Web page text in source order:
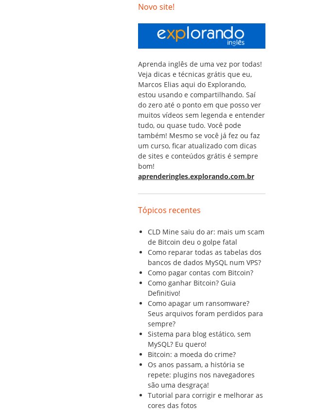
Novo site!
Aprenda inglês de uma vez por todas!
Veja dicas e técnicas grátis que eu,
Marcos Elias aqui do Explorando,
estou usando e compartilhando. Saí
do zero até o ponto em que posso ver
muitos vídeos sem legenda e entender
tudo, ou quase tudo. Você pode
também! Mesmo se você já fez ou faz
um curso, ficar atualizado com dicas
de sites e conteúdos grátis é sempre
bom!
aprenderingles.explorando.com.br
Tópicos recentes
CLD Mine saiu do ar: mais um scam
de Bitcoin deu o golpe fatal
Como reparar todas as tabelas dos
bancos de dados MySQL num VPS?
Como pagar contas com Bitcoin?
Como ganhar Bitcoin? Guia
Definitivo!
Como apagar um ransomware?
Seus arquivos foram perdidos para
sempre?
Sistema para blog estático, sem
MySQL? Eu quero!
Bitcoin: a moeda do crime?
Os anos passam, a história se
repete: plugins nos navegadores
são uma desgraça!
Tutorial para corrigir e melhorar as
cores das fotos